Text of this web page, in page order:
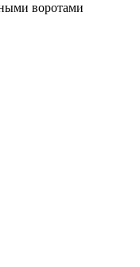
воротами